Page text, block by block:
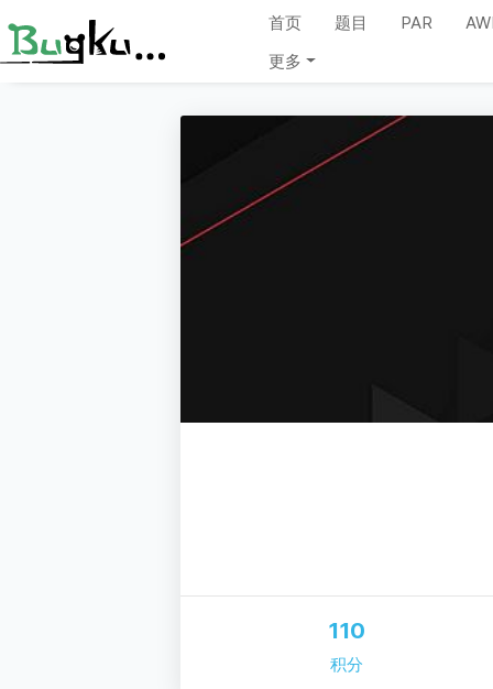
首页 题目 PAR
更多
110
积分